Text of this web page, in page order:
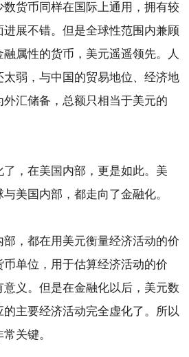
数货币同样在国际上通用，拥有较
展不错。但是全球性范围内兼顾
属性的货币，美元遥遥领先。人
太弱，与中国的贸易地位、经济地
汇储备，总额只相当于美元的
，在美国内部，更是如此。美
美国内部，都走向了金融化。
部，都在用美元衡量经济活动的价
单位，用于估算经济活动的价
义。但是在金融化以后，美元数
主要经济活动完全虚化了。所以
关键。